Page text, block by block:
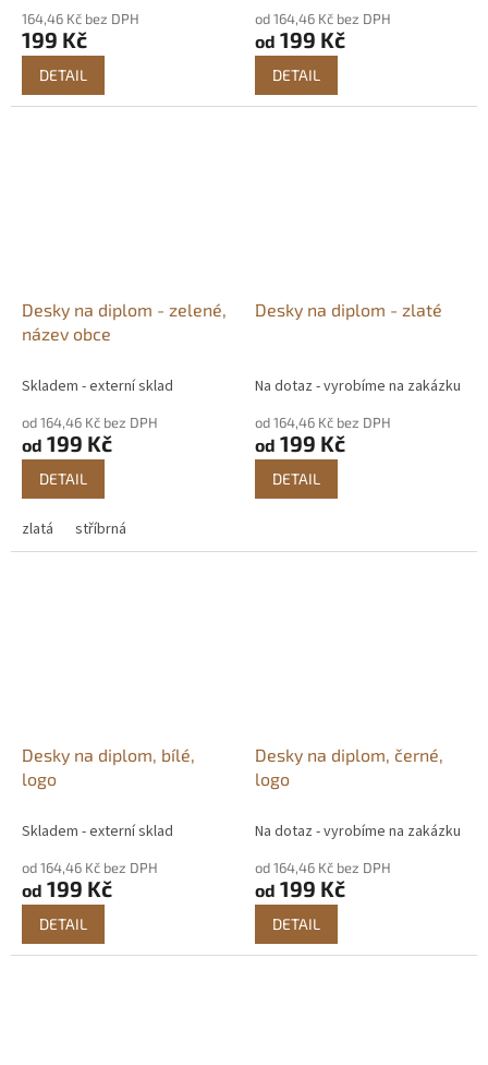
164,46 Kč bez DPH
199 Kč
DETAIL
od 164,46 Kč bez DPH
od 199 Kč
DETAIL
Desky na diplom - zelené,
název obce
Skladem - externí sklad
od 164,46 Kč bez DPH
od 199 Kč
DETAIL
zlatá stříbrná
Desky na diplom - zlaté
Na dotaz - vyrobíme na zakázku
od 164,46 Kč bez DPH
od 199 Kč
DETAIL
Desky na diplom, bílé,
logo
Skladem - externí sklad
od 164,46 Kč bez DPH
od 199 Kč
DETAIL
Desky na diplom, černé,
logo
Na dotaz - vyrobíme na zakázku
od 164,46 Kč bez DPH
od 199 Kč
DETAIL